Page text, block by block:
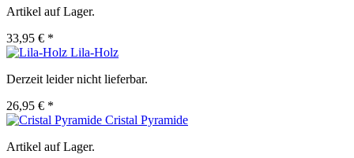
Artikel auf Lager.
33,95 € *
Lila-Holz
Derzeit leider nicht lieferbar.
26,95 € *
Cristal Pyramide
Artikel auf Lager.